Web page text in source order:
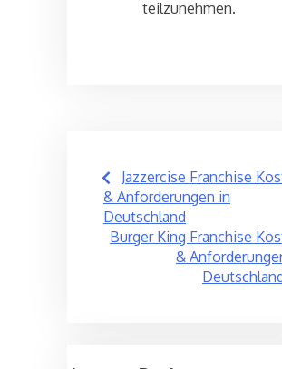
teilzunehmen.
Post
navigation
Jazzercise Franchise
& Anforderungen in
Deutschland
Burger King Franchise
&